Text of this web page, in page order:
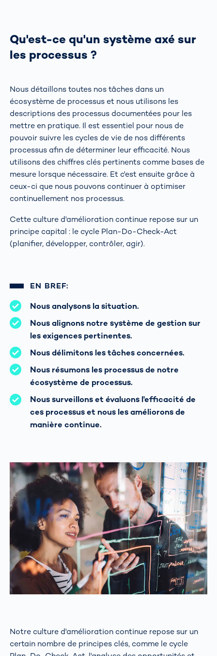
Qu'est-ce qu'un système axé sur
les processus ?
Nous détaillons toutes nos tâches dans un
écosystème de processus et nous utilisons les
descriptions des processus documentées pour les
mettre en pratique. Il est essentiel pour nous de
pouvoir suivre les cycles de vie de nos différents
processus afin de déterminer leur efficacité. Nous
utilisons des chiffres clés pertinents comme bases de
mesure lorsque nécessaire. Et c'est ensuite grâce à
ceux-ci que nous pouvons continuer à optimiser
continuellement nos processus.
Cette culture d'amélioration continue repose sur un
principe capital : le cycle Plan-Do-Check-Act
(planifier, développer, contrôler, agir).
EN BREF:
Nous analysons la situation.
Nous alignons notre système de gestion sur
les exigences pertinentes.
Nous délimitons les tâches concernées.
Nous résumons les processus de notre
écosystème de processus.
Nous surveillons et évaluons l'efficacité de
ces processus et nous les améliorons de
manière continue.
Notre culture d'amélioration continue repose sur un
certain nombre de principes clés, comme le cycle